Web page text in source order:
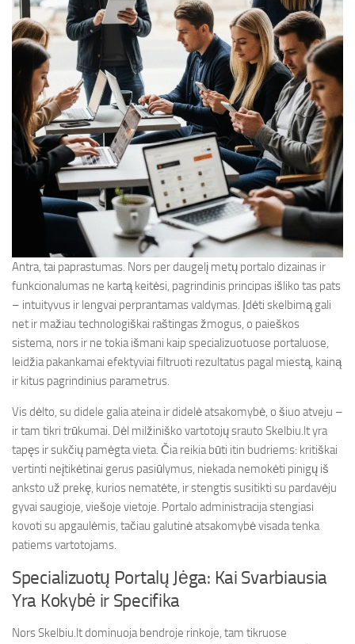
Antra, tai paprastumas. Nors per daugelį metų portalo dizainas ir
funkcionalumas ne kartą keitėsi, pagrindinis principas išliko tas pats
– intuityvus ir lengvai perprantamas valdymas. Įdėti skelbimą gali
net ir mažiau technologiškai raštingas žmogus, o paieškos
sistema, nors ir ne tokia išmani kaip specializuotuose portaluose,
leidžia pakankamai efektyviai filtruoti rezultatus pagal miestą, kainą
ir kitus pagrindinius parametrus.
Vis dėlto, su didele galia ateina ir didelė atsakomybė, o šiuo atveju –
ir tam tikri trūkumai. Dėl milžiniško vartotojų srauto Skelbiu.lt yra
tapęs ir sukčių pamėgta vieta. Čia reikia būti itin budriems: kritiškai
vertinti neįtikėtinai gerus pasiūlymus, niekada nemokėti pinigų iš
anksto už prekę, kurios nematėte, ir stengtis susitikti su pardavėju
gyvai saugioje, viešoje vietoje. Portalo administracija stengiasi
kovoti su apgaulėmis, tačiau galutinė atsakomybė visada tenka
patiems vartotojams.
Specializuotų Portalų Jėga: Kai Svarbiausia
Yra Kokybė ir Specifika
Nors Skelbiu.lt dominuoja bendroje rinkoje, tam tikruose